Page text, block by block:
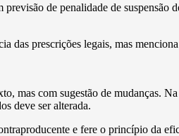
de penalidade de
das prescrições legais, mas
mas com sugestão de mudanças.
deve ser alterada.
e fere o princípio da